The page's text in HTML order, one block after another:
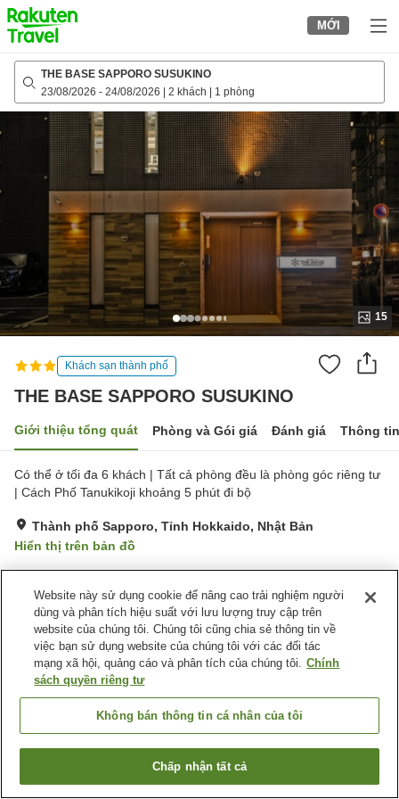
to
top
page
MỚI
THE BASE SAPPORO SUSUKINO
23/08/2026 - 24/08/2026 2 khách 1 phòng
15
Khách sạn thành phố
THE BASE SAPPORO SUSUKINO
Giới thiệu tổng quát Phòng và Gói giá Đánh giá Thông
Có thể ở tối đa 6 khách | Tất cả phòng đều là phòng góc riêng tư
| Cách Phố Tanukikoji khoảng 5 phút đi bộ
Thành phố Sapporo, Tỉnh Hokkaido, Nhật Bản
Hiển thị trên bản đồ
Tiện nghi chỗ nghỉ
Wi-Fi
Tủ locker
Tự Check-in
Dịch Vụ Hỗ Trợ Hành Lý
Trang chủ Nhật Bản
The Base Sapporo Susukino
Tìm phòng trống
Website này sử dụng cookie để nâng cao trải nghiệm người
dùng và phân tích hiệu suất với lưu lượng truy cập trên
website của chúng tôi. Chúng tôi cũng chia sẻ thông tin về
việc bạn sử dụng website của chúng tôi với các đối tác
mạng xã hội, quảng cáo và phân tích của chúng tôi. Chính
sách quyền riêng tư
Không bán thông tin cá nhân của tôi
Chấp nhận tất cả